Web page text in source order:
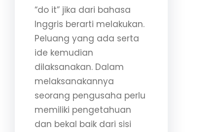
“do it” jika dari bahasa
Inggris berarti melakukan.
Peluang yang ada serta
ide kemudian
dilaksanakan. Dalam
melaksanakannya
seorang pengusaha perlu
memiliki pengetahuan
dan bekal baik dari sisi